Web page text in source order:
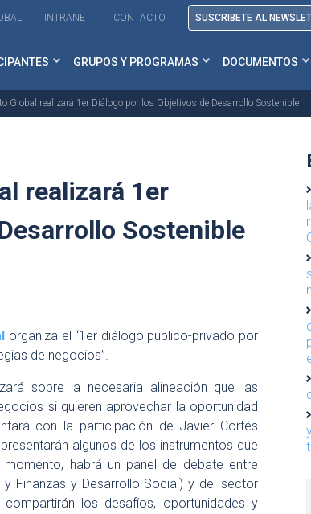
INTRANET CONTACTO SUSCRIBETE AL
GRUPOS Y PROGRAMAS DOCUMENTOS
Global realizará 1er Diálogo por los Objetivos de Desarrollo Sostenible
realizará 1er
Sostenible
organiza el “1er diálogo público-privado por
de negocios”.
sobre la necesaria alineación que las
si quieren aprovechar la oportunidad
con la participación de Javier Cortés
algunos de los instrumentos que
habrá un panel de debate entre
Finanzas y Desarrollo Social) y del sector
los desafíos, oportunidades y